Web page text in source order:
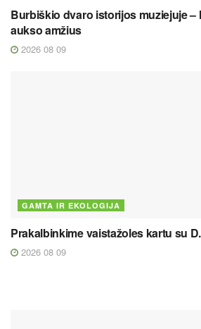
Burbiškio dvaro istorijos muziejuje
aukso amžius
2026 08 09
GAMTA IR EKOLOGIJA
Prakalbinkime vaistažoles kartu su
2026 08 09